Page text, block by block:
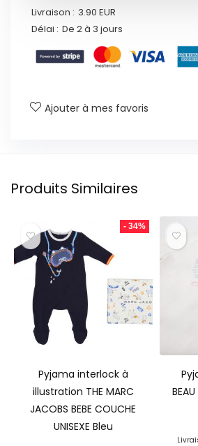
Livraison : 3.90 EUR
Délai : De 2 à 3 jours
Ajouter à mes favoris
Produits Similaires
- 34%
Pyjama interlock à
illustration THE MARC
JACOBS BEBE COUCHE
UNISEXE Bleu